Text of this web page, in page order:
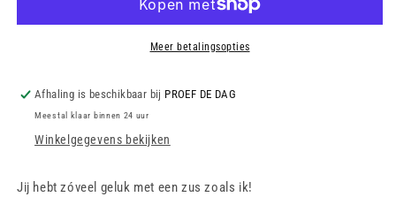
Jij
met
een
zus
ik!
Jij
hebt
met
een
zus
ik!
Meer betalingsopties
Afhaling is beschikbaar bij PROEF DE DAG
Meestal klaar binnen 24 uur
Winkelgegevens bekijken
Jij hebt zóveel geluk met een zus zoals ik!